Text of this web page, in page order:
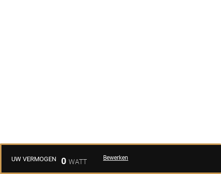
UW VERMOGEN 0 Bewerken